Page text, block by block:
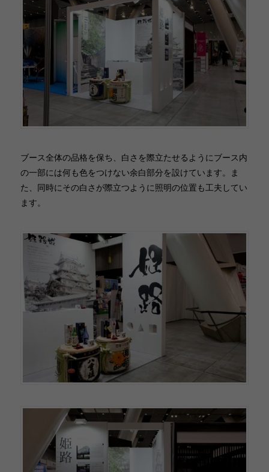
ブース全体の品格を保ち、白さを際立たせるようにブース内
の一部には何も色をつけない余白部分を設けています。ま
た、同時にその白さが際立つように照明の位置も工夫してい
ます。